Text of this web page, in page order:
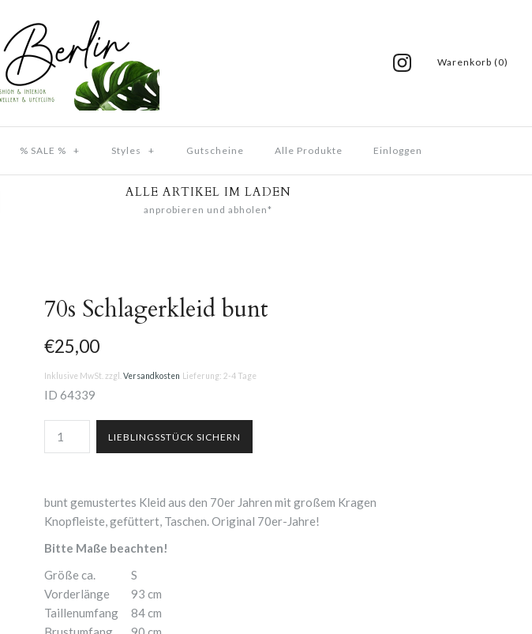
Warenkorb (0)
% SALE % + Styles + Gutscheine Alle Produkte Einloggen
ALLE ARTIKEL IM LADEN
anprobieren und abholen*
70s Schlagerkleid bunt
€25,00
Inklusive MwSt. zzgl. Versandkosten Lieferung: 2-4 Tage
ID 64339
bunt gemustertes Kleid aus den 70er Jahren mit großem Kragen
Knopfleiste, gefüttert, Taschen. Original 70er-Jahre!
Bitte Maße beachten!
Größe ca.
Vorderlänge
Taillenumfang
S
93 cm
84 cm